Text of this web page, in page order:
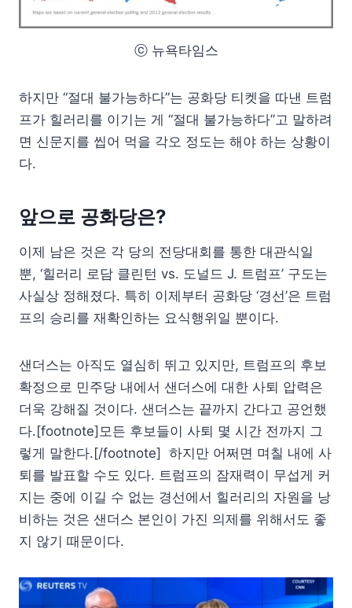
ⓒ 뉴욕타임스
하지만 “절대 불가능하다”는 공화당 티켓을 따낸 트럼
프가 힐러리를 이기는 게 “절대 불가능하다”고 말하려
면 신문지를 씹어 먹을 각오 정도는 해야 하는 상황이
다.
앞으로 공화당은?
이제 남은 것은 각 당의 전당대회를 통한 대관식일
뿐, ‘힐러리 로담 클린턴 vs. 도널드 J. 트럼프’ 구도는
사실상 정해졌다. 특히 이제부터 공화당 ‘경선’은 트럼
프의 승리를 재확인하는 요식행위일 뿐이다.
샌더스는 아직도 열심히 뛰고 있지만, 트럼프의 후보
확정으로 민주당 내에서 샌더스에 대한 사퇴 압력은
더욱 강해질 것이다. 샌더스는 끝까지 간다고 공언했
다.[footnote]모든 후보들이 사퇴 몇 시간 전까지 그
렇게 말한다.[/footnote] 하지만 어쩌면 며칠 내에 사
퇴를 발표할 수도 있다. 트럼프의 잠재력이 무섭게 커
지는 중에 이길 수 없는 경선에서 힐러리의 자원을 낭
비하는 것은 샌더스 본인이 가진 의제를 위해서도 좋
지 않기 때문이다.